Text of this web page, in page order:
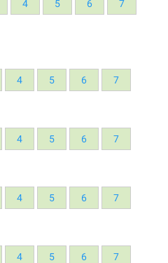
4 5 6 7
4 5 6 7
4 5 6 7
4 5 6 7
4 5 6 7